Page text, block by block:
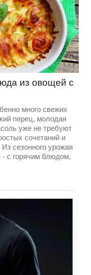
из овощей с
много свежих
перец, молодая
уже не требуют
сочетаний и
сезонного урожая
с горячим блюдом,